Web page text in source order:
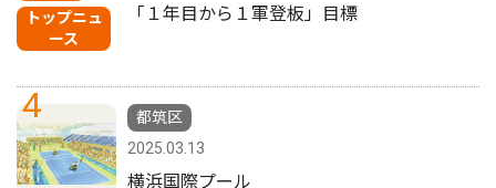
トップニュ
ース
「１年目から１軍登板」目標
4
都筑区
2025.03.13
横浜国際プール